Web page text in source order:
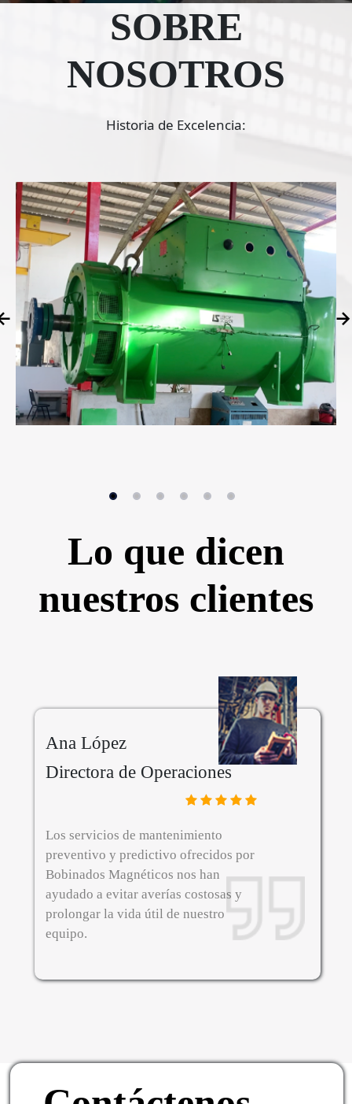
SOBRE
NOSOTROS
Historia de Excelencia:
Lo que dicen
nuestros clientes
Ana López
Directora de Operaciones
Los servicios de mantenimiento
preventivo y predictivo ofrecidos por
Bobinados Magnéticos nos han
ayudado a evitar averías costosas y
prolongar la vida útil de nuestro
equipo.